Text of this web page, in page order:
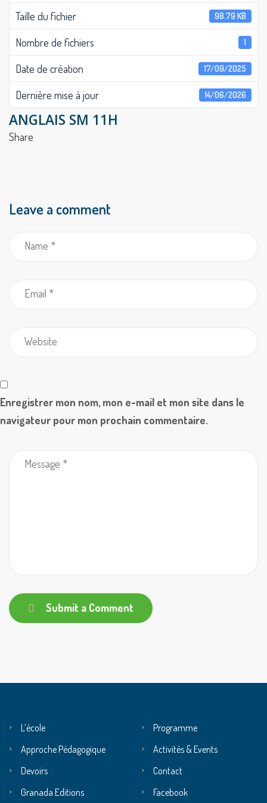
Taille du fichier 98.79 KB
Nombre de fichiers 1
Date de création 17/09/2025
Dernière mise à jour 14/06/2026
ANGLAIS SM 11H
Share
Leave a comment
Enregistrer mon nom, mon e-mail et mon site dans le
navigateur pour mon prochain commentaire.
Submit a Comment
L’école
Programme
Approche Pédagogique
Activités & Events
Devoirs
Contact
Granada Editions
Facebook